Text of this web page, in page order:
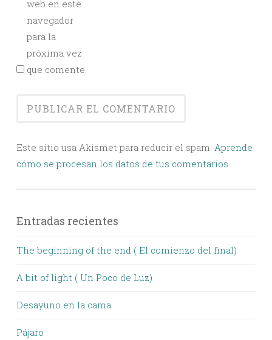
web en este
navegador
para la
próxima vez
que comente.
Este sitio usa Akismet para reducir el spam. Aprende
cómo se procesan los datos de tus comentarios.
Entradas recientes
The beginning of the end ( El comienzo del final)
A bit of light ( Un Poco de Luz)
Desayuno en la cama
Pájaro